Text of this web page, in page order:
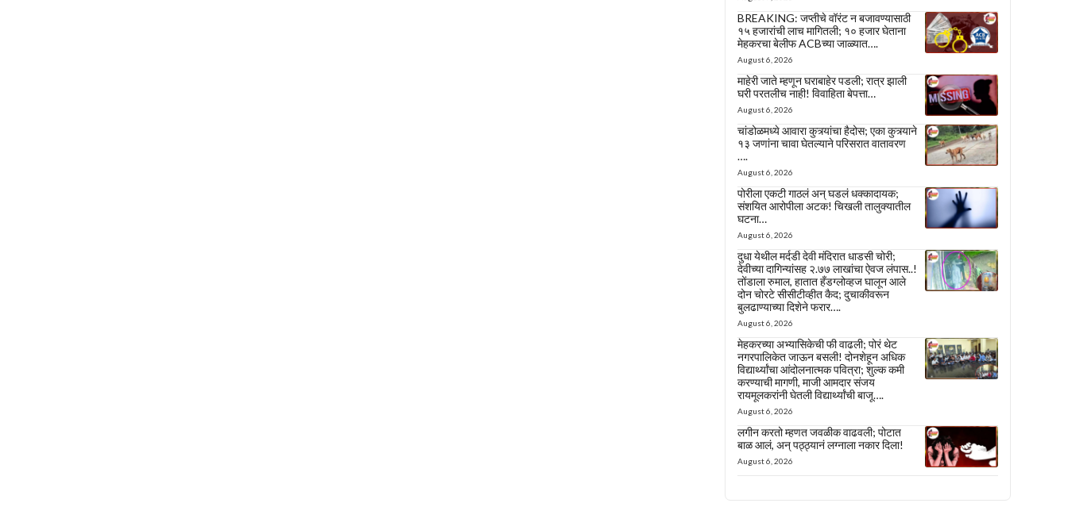
BREAKING: जप्तीचे वॉरंट न बजावण्यासाठी
१५ हजारांची लाच मागितली; १० हजार घेताना
मेहकरचा बेलीफ ACBच्या जाळ्यात….
August 6, 2026
माहेरी जाते म्हणून घराबाहेर पडली; रात्र झाली
घरी परतलीच नाही! विवाहिता बेपत्ता…
August 6, 2026
चांडोळमध्ये आवारा कुत्र्यांचा हैदोस; एका कुत्र्याने
१३ जणांना चावा घेतल्याने परिसरात वातावरण
….
August 6, 2026
पोरीला एकटी गाठलं अन् घडलं धक्कादायक;
संशयित आरोपीला अटक! चिखली तालुक्यातील
घटना…
August 6, 2026
दुधा येथील मर्दडी देवी मंदिरात धाडसी चोरी;
देवीच्या दागिन्यांसह २.७७ लाखांचा ऐवज लंपास..!
तोंडाला रुमाल, हातात हँडग्लोव्हज घालून आले
दोन चोरटे सीसीटीव्हीत कैद; दुचाकीवरून
बुलढाण्याच्या दिशेने फरार….
August 6, 2026
मेहकरच्या अभ्यासिकेची फी वाढली; पोरं थेट
नगरपालिकेत जाऊन बसली! दोनशेहून अधिक
विद्यार्थ्यांचा आंदोलनात्मक पवित्रा; शुल्क कमी
करण्याची मागणी, माजी आमदार संजय
रायमूलकरांनी घेतली विद्यार्थ्यांची बाजू….
August 6, 2026
लगीन करतो म्हणत जवळीक वाढवली; पोटात
बाळ आलं, अन् पठ्ठ्यानं लग्नाला नकार दिला!
August 6, 2026